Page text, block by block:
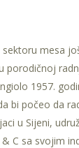
sektoru mesa
porodičnoj
1957.
bi počeo da
u Sijeni,
C sa svojim